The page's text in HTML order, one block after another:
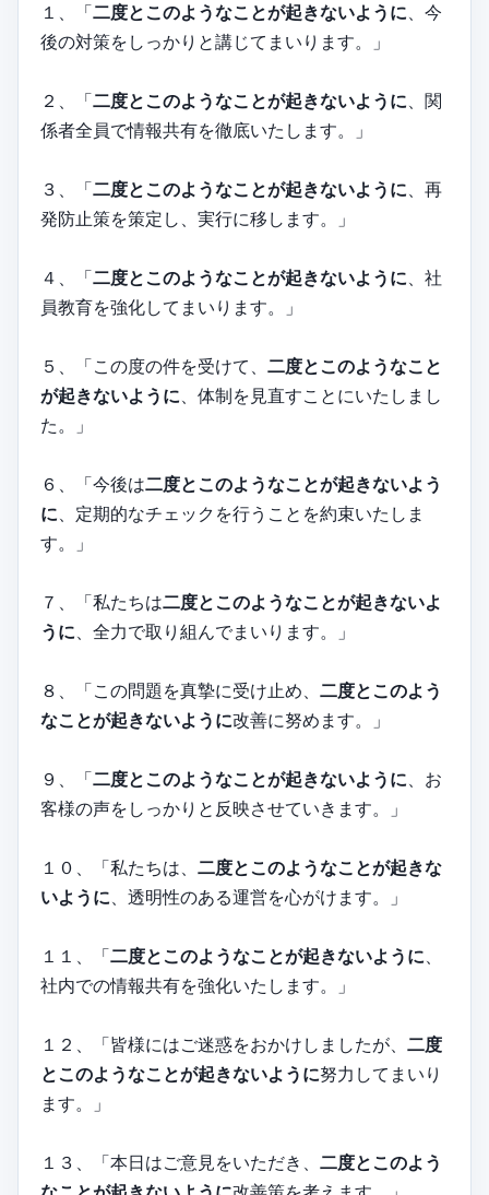
１、「二度とこのようなことが起きないように、今
後の対策をしっかりと講じてまいります。」
２、「二度とこのようなことが起きないように、関
係者全員で情報共有を徹底いたします。」
３、「二度とこのようなことが起きないように、再
発防止策を策定し、実行に移します。」
４、「二度とこのようなことが起きないように、社
員教育を強化してまいります。」
５、「この度の件を受けて、 二度とこのようなこと
が起きないように、体制を見直すことにいたしまし
た。」
６、「今後は二度とこのようなことが起きないよう
に、定期的なチェックを行うことを約束いたしま
す。」
７、「私たちは二度とこのようなことが起きないよ
うに、全力で取り組んでまいります。」
８、「この問題を真摯に受け止め、 二度とこのよう
なことが起きないように改善に努めます。」
９、「二度とこのようなことが起きないように、お
客様の声をしっかりと反映させていきます。」
１０、「私たちは、 二度とこのようなことが起きな
いように、透明性のある運営を心がけます。」
１１、「二度とこのようなことが起きないように、
社内での情報共有を強化いたします。」
１２、「皆様にはご迷惑をおかけしましたが、 二度
とこのようなことが起きないように努力してまいり
ます。」
１３、「本日はご意見をいただき、 二度とこのよう